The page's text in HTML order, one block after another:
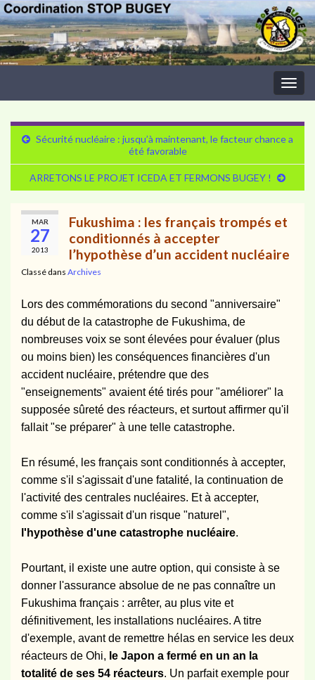
Sécurité nucléaire : jusqu’à maintenant, le facteur chance a
été favorable
ARRETONS LE PROJET ICEDA ET FERMONS BUGEY !
MAR
27
2013
Fukushima : les français trompés et
conditionnés à accepter
l’hypothèse d’un accident nucléaire
Classé dans Archives
Lors des commémorations du second "anniversaire"
du début de la catastrophe de Fukushima, de
nombreuses voix se sont élevées pour évaluer (plus
ou moins bien) les conséquences financières d'un
accident nucléaire, prétendre que des
"enseignements" avaient été tirés pour "améliorer" la
supposée sûreté des réacteurs, et surtout affirmer qu'il
fallait "se préparer" à une telle catastrophe.
En résumé, les français sont conditionnés à accepter,
comme s'il s'agissait d'une fatalité, la continuation de
l'activité des centrales nucléaires. Et à accepter,
comme s'il s'agissait d'un risque "naturel",
l'hypothèse d'une catastrophe nucléaire.
Pourtant, il existe une autre option, qui consiste à se
donner l'assurance absolue de ne pas connaître un
Fukushima français : arrêter, au plus vite et
définitivement, les installations nucléaires. A titre
d'exemple, avant de remettre hélas en service les deux
réacteurs de Ohi, le Japon a fermé en un an la
totalité de ses 54 réacteurs. Un parfait exemple pour